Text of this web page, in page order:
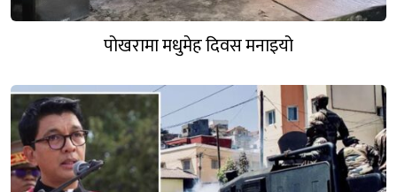
पोखरामा मधुमेह दिवस मनाइयो